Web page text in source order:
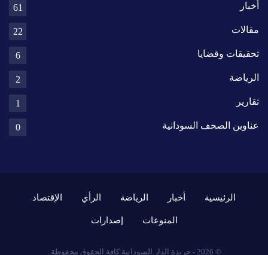
أخبار 61
مقالات 22
تحقيقات وقضايا 6
الرياضة 2
تقارير 1
عناوين الصحف السودانية 0
الرئيسية أخبار الرياضة الرأي الإقتصاد
المنوعات إصدارات
© 2026 - جريدة الدار السودانية.كافة الحقوق محفوظة .